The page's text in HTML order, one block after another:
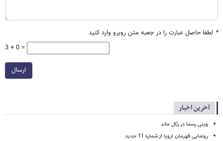
* لطفا حاصل عبارت را در جعبه متن روبرو وارد کنید
3 + 0 =
ارسال
آخرین اخبار
وینی رسما در رئال ماند
رونمایی قهرمان اروپا از شماره 11 جدید